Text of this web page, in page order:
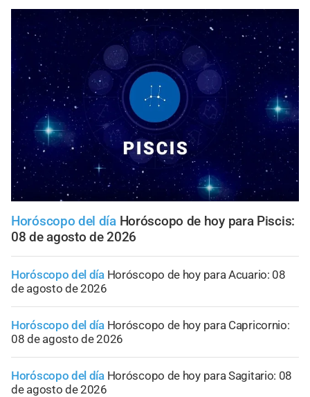
Horóscopo del día Horóscopo de hoy para Piscis:
08 de agosto de 2026
Horóscopo del día Horóscopo de hoy para Acuario: 08
de agosto de 2026
Horóscopo del día Horóscopo de hoy para Capricornio:
08 de agosto de 2026
Horóscopo del día Horóscopo de hoy para Sagitario: 08
de agosto de 2026